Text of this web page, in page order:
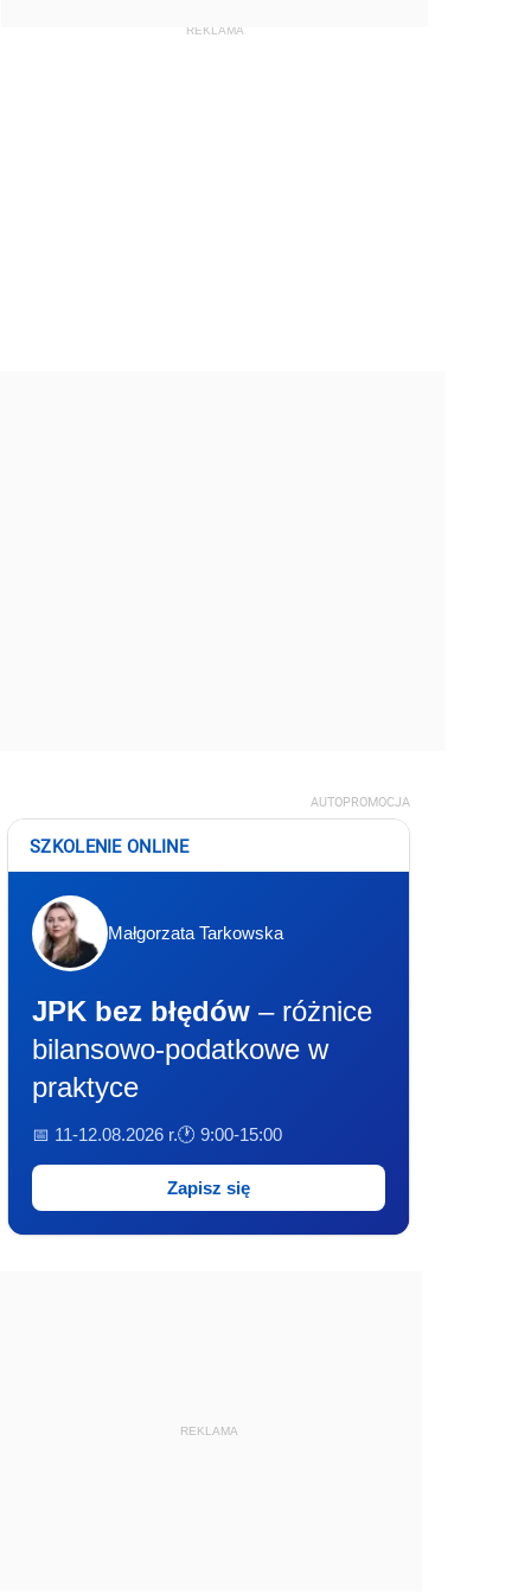
AUTOPROMOCJA
SZKOLENIE ONLINE
Małgorzata Tarkowska
JPK bez błędów – różnice
bilansowo-podatkowe w
praktyce
📅 11-12.08.2026 r.🕐 9:00-15:00
Zapisz się
REKLAMA